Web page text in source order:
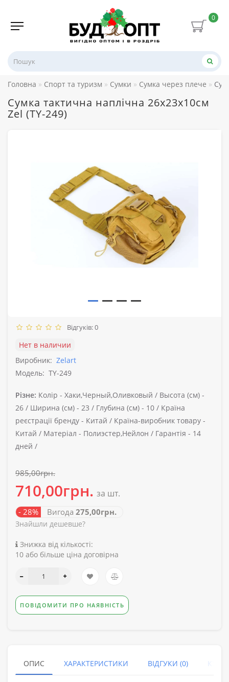
0
Головна Спорт та туризм Сумки Сумка через плече
Сумка тактична наплічна 26х23х10см
Zel (TY-249)
Відгуків: 0
Нет в наличии
Виробник: Zelart
Модель: TY-249
Різне: Колір - Хаки,Черный,Оливковый / Высота (см) -
26 / Ширина (см) - 23 / Глубина (см) - 10 / Країна
реєстрації бренду - Китай / Країна-виробник товару -
Китай / Матеріал - Полиэстер,Нейлон / Гарантія - 14
дней /
985,00грн.
710,00грн. за шт.
- 28% Вигода 275,00грн.
Знайшли дешевше?
Знижка від кількості:
10 або більше ціна договірна
ПОВІДОМИТИ ПРО НАЯВНІСТЬ
ОПИС ХАРАКТЕРИСТИКИ ВІДГУКИ (0)